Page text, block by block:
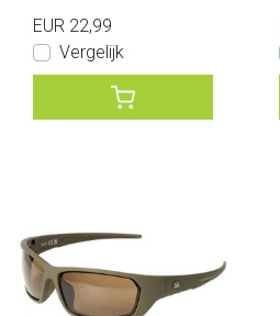
EUR 22,99
Vergelijk